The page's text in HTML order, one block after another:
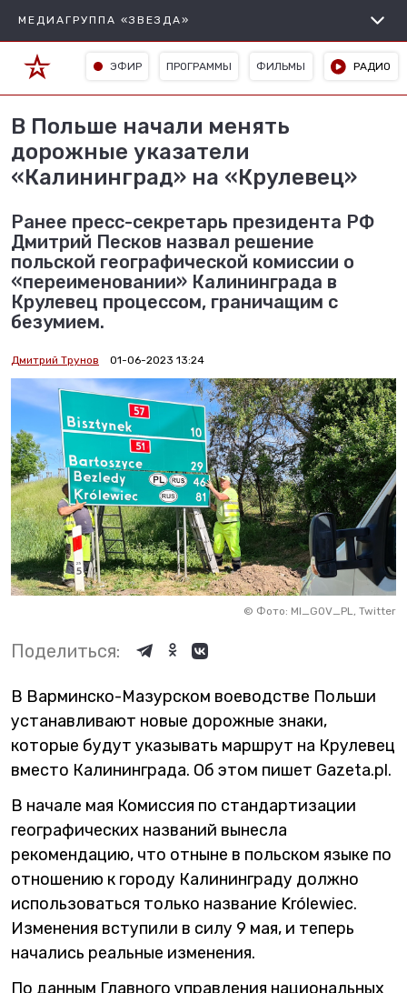
МЕДИАГРУППА «ЗВЕЗДА»
ЭФИР ПРОГРАММЫ ФИЛЬМЫ РАДИО
В Польше начали менять
дорожные указатели
«Калининград» на «Крулевец»
Ранее пресс-секретарь президента РФ
Дмитрий Песков назвал решение
польской географической комиссии о
«переименовании» Калининграда в
Крулевец процессом, граничащим с
безумием.
Дмитрий Трунов 01-06-2023 13:24
© Фото: MI_GOV_PL, Twitter
Поделиться:
В Варминско-Мазурском воеводстве Польши
устанавливают новые дорожные знаки,
которые будут указывать маршрут на Крулевец
вместо Калининграда. Об этом пишет Gazeta.pl.
В начале мая Комиссия по стандартизации
географических названий вынесла
рекомендацию, что отныне в польском языке по
отношению к городу Калининграду должно
использоваться только название Królewiec.
Изменения вступили в силу 9 мая, и теперь
начались реальные изменения.
По данным Главного управления национальных